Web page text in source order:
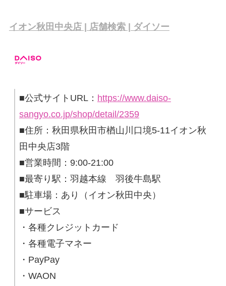
イオン秋田中央店 | 店舗検索 | ダイソー
■公式サイトURL： https://www.daiso-
sangyo.co.jp/shop/detail/2359
■住所：秋田県秋田市楢山川口境5-11イオン秋
田中央店3階
■営業時間：9:00-21:00
■最寄り駅：羽越本線 羽後牛島駅
■駐車場：あり（イオン秋田中央）
■サービス
・各種クレジットカード
・各種電子マネー
・PayPay
・WAON